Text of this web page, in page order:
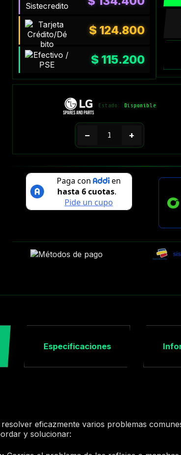
$ 124.800
$ 115.200
Estado: Disponible
− +
Especificaciones
eficazmente varios problemas
y solucionar: